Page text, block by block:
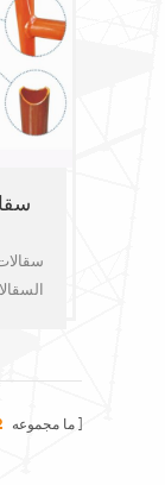
تتضمن
ما مجموعه